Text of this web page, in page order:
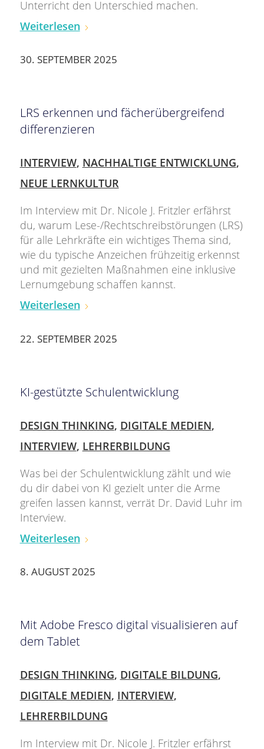
Unterricht den Unterschied machen.
Weiterlesen
30. SEPTEMBER 2025
LRS erkennen und fächerübergreifend
differenzieren
INTERVIEW, NACHHALTIGE ENTWICKLUNG,
NEUE LERNKULTUR
Im Interview mit Dr. Nicole J. Fritzler erfährst
du, warum Lese-/Rechtschreibstörungen (LRS)
für alle Lehrkräfte ein wichtiges Thema sind,
wie du typische Anzeichen frühzeitig erkennst
und mit gezielten Maßnahmen eine inklusive
Lernumgebung schaffen kannst.
Weiterlesen
22. SEPTEMBER 2025
KI-gestützte Schulentwicklung
DESIGN THINKING, DIGITALE MEDIEN,
INTERVIEW, LEHRERBILDUNG
Was bei der Schulentwicklung zählt und wie
du dir dabei von KI gezielt unter die Arme
greifen lassen kannst, verrät Dr. David Luhr im
Interview.
Weiterlesen
8. AUGUST 2025
Mit Adobe Fresco digital visualisieren auf
dem Tablet
DESIGN THINKING, DIGITALE BILDUNG,
DIGITALE MEDIEN, INTERVIEW,
LEHRERBILDUNG
Im Interview mit Dr. Nicole J. Fritzler erfährst